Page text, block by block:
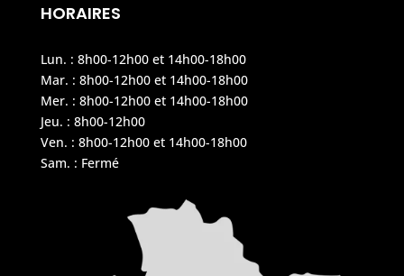
HORAIRES
Lun. : 8h00-12h00 et 14h00-18h00
Mar. : 8h00-12h00 et 14h00-18h00
Mer. : 8h00-12h00 et 14h00-18h00
Jeu. : 8h00-12h00
Ven. : 8h00-12h00 et 14h00-18h00
Sam. : Fermé